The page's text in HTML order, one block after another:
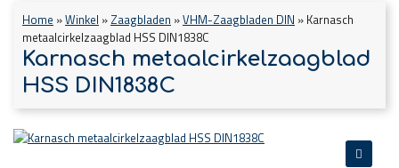
Home »Winkel » Zaagbladen »VHM-Zaagbladen DIN » Karnasch
metaalcirkelzaagblad HSS DIN1838C
Karnasch metaalcirkelzaagblad
HSS DIN1838C